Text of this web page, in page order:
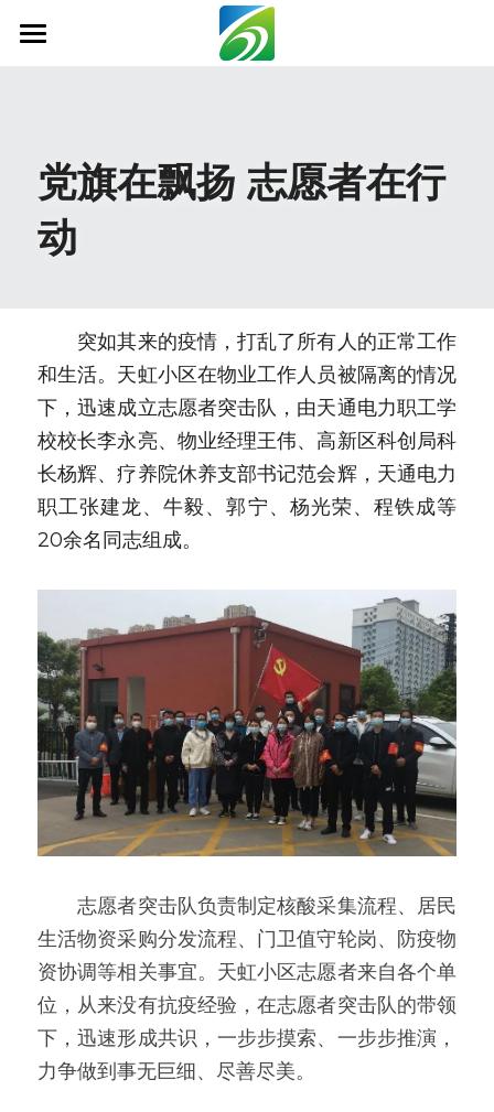
新闻资讯
信息公开
业务范围
科技创新
联系我们
搜索
党旗在飘扬 志愿者在行
动
突如其来的疫情，打乱了所有人的正常工作
和生活。天虹小区在物业工作人员被隔离的情况
下，迅速成立志愿者突击队，由天通电力职工学
校校长李永亮、物业经理王伟、高新区科创局科
长杨辉、疗养院休养支部书记范会辉，天通电力
职工张建龙、牛毅、郭宁、杨光荣、程铁成等
20余名同志组成。
志愿者突击队负责制定核酸采集流程、居民
生活物资采购分发流程、门卫值守轮岗、防疫物
资协调等相关事宜。天虹小区志愿者来自各个单
位，从来没有抗疫经验，在志愿者突击队的带领
下，迅速形成共识，一步步摸索、一步步推演，
力争做到事无巨细、尽善尽美。